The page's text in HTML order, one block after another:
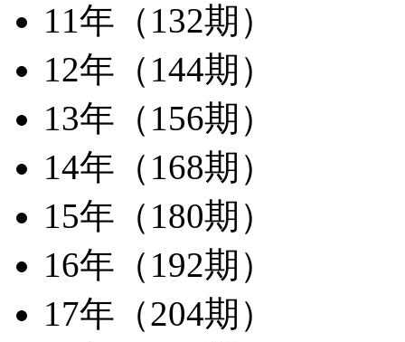
11年（132期）
12年（144期）
13年（156期）
14年（168期）
15年（180期）
16年（192期）
17年（204期）